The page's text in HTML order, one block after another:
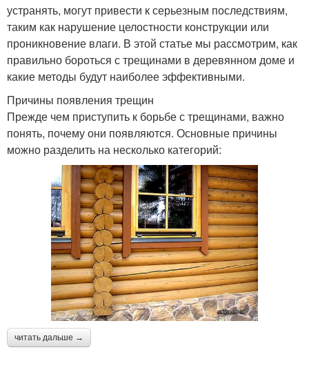
устранять, могут привести к серьезным последствиям,
таким как нарушение целостности конструкции или
проникновение влаги. В этой статье мы рассмотрим, как
правильно бороться с трещинами в деревянном доме и
какие методы будут наиболее эффективными.
Причины появления трещин
Прежде чем приступить к борьбе с трещинами, важно
понять, почему они появляются. Основные причины
можно разделить на несколько категорий:
читать дальше →